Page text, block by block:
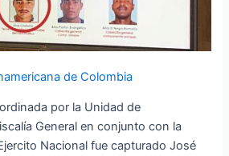
de Colombia
por la Unidad de
General en conjunto con la
Nacional fue capturado José